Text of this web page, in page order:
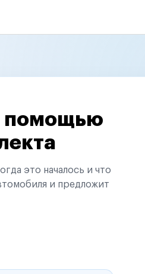
помощью
это началось и что
и предложит